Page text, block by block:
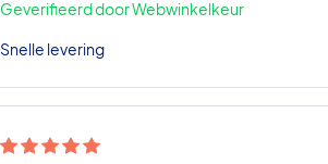
Geverifieerd door Webwinkelkeur
Snelle levering